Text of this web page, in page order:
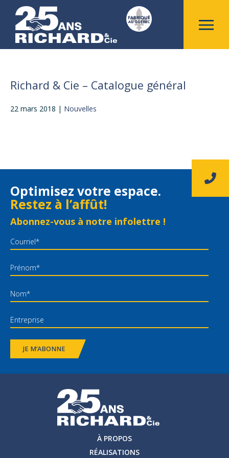
Richard & Cie – Catalogue général
22 mars 2018 | Nouvelles
Optimisez votre espace.
Restez à l’affût!
Abonnez-vous à notre infolettre !
JE M’ABONNE
À PROPOS
RÉALISATIONS